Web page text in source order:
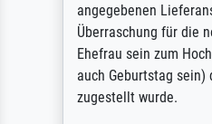
angegebenen
Überraschung für die
Ehefrau sein zum
auch Geburtstag sein)
zugestellt wurde.